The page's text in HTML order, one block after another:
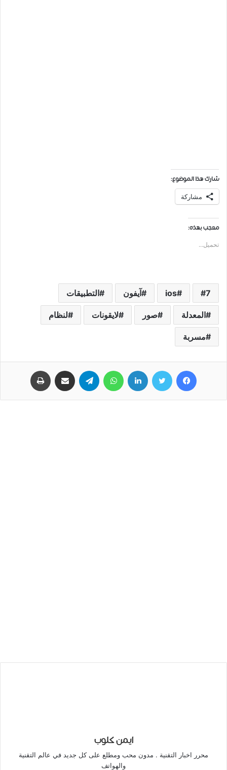
شارك هذا الموضوع:
مشاركة
معجب بهذه:
تحميل...
7
ios آيفون التطبيقات
المعدلة صور لايقونات لنظام
مسربة
فيسبوك تويتر لينكدإن واتساب تيلقرام مشاركة عبر البريد
ايمن كلوب
محرر اخبار التقنية . مدون محب ومطلع على كل جديد في عالم التقنية
والهواتف